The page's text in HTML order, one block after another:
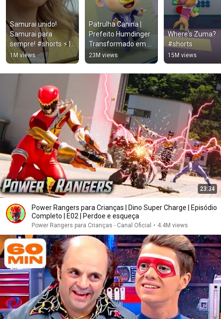
Samurai unido!
Samurai para
sempre! #shorts ⚡️ |
Power Rangers para
Crianças
1M views
Patrulha Canina |
Prefeito Humdinger
Transformado em
um BEBÊ! #Shorts
23M views
Where's Zuma?
#shorts
15M views
23:34
Power Rangers para Crianças | Dino Super Charge | Episódio
Completo | E02 | Perdoe e esqueça
Power Rangers para Crianças - Canal Oficial • 4.4M views